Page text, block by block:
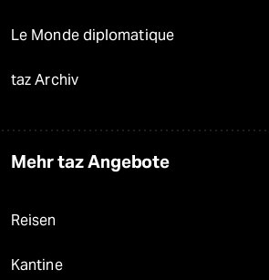
Le Monde diplomatique
taz Archiv
Mehr taz Angebote
Reisen
Kantine